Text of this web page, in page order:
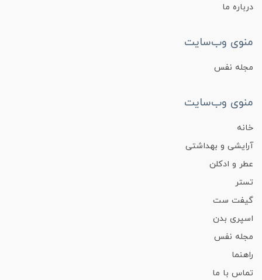
درباره ما
منوی وب‌سایت
مجله نفس
منوی وب‌سایت
خانه
آرایشی و بهداشتی
عطر و ادکلن
تستر
گیفت ست
اسپری بدن
مجله نفس
راهنما
تماس با ما